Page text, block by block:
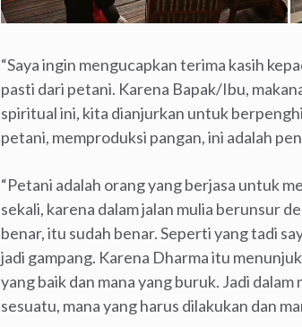
“Saya ingin mengucapkan terima kasih
pasti dari petani. Karena Bapak/Ibu,
spiritual ini, kita dianjurkan untuk
petani, memproduksi pangan, ini adalah
“Petani adalah orang yang berjasa untuk
sekali, karena dalam jalan mulia berunsur
benar, itu sudah benar. Seperti yang tadi
jadi gampang. Karena Dharma itu
yang baik dan mana yang buruk. Jadi
sesuatu, mana yang harus dilakukan dan